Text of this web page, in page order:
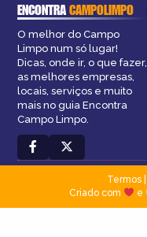
ENCONTRACAMPOLIMPO
O melhor do Campo
Limpo num só lugar!
Dicas, onde ir, o que fazer,
as melhores empresas,
locais, serviços e muito
mais no guia Encontra
Campo Limpo.
Termos|
Criado com
e